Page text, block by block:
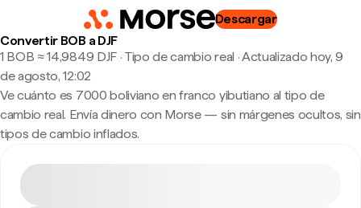
Descargar
Convertir BOB a DJF
1 BOB ≈ 14,9849 DJF · Tipo de cambio real ·Actualizado hoy, 9
de agosto, 12:02
Ve cuánto es 7000 boliviano en franco yibutiano al tipo de
cambio real. Envía dinero con Morse — sin márgenes ocultos, sin
tipos de cambio inflados.